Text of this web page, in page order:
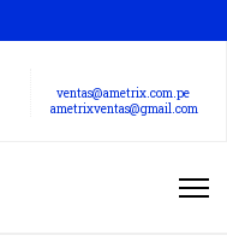
ventas@ametrix.com.pe
ametrixventas@gmail.com